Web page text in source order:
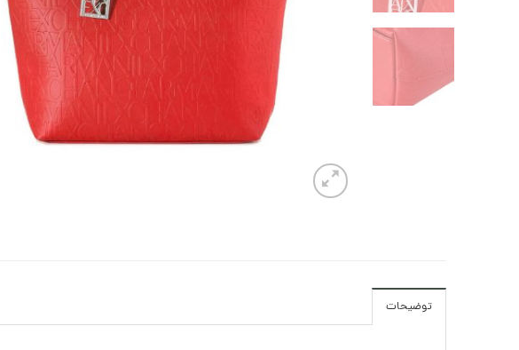
توضیحات